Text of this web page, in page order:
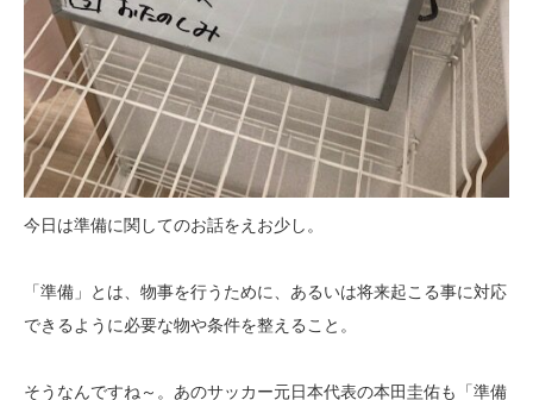
今日は準備に関してのお話をえお少し。
「準備」とは、物事を行うために、あるいは将来起こる事に対応
できるように必要な物や条件を整えること。
そうなんですね～。あのサッカー元日本代表の本田圭佑も「準備